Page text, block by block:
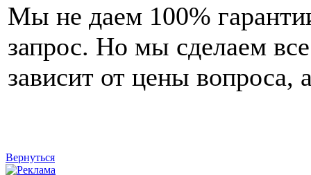
Мы не даем 100%
запрос. Но мы сделаем
зависит от цены вопроса,
Вернуться